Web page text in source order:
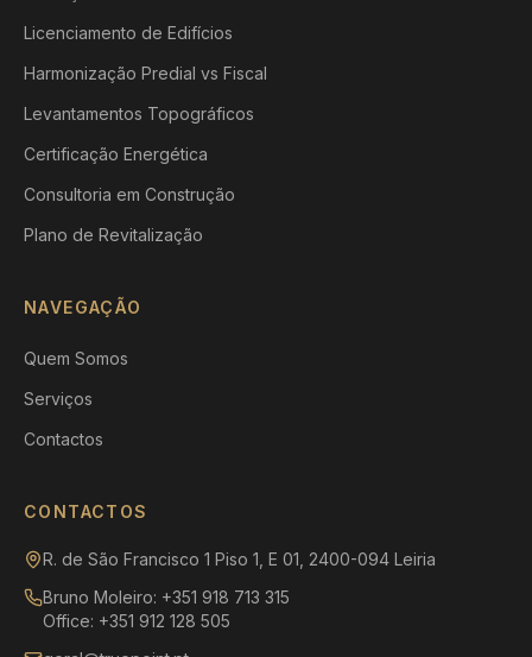
Licenciamento de Edifícios
Harmonização Predial vs Fiscal
Levantamentos Topográficos
Certificação Energética
Consultoria em Construção
Plano de Revitalização
NAVEGAÇÃO
Quem Somos
Serviços
Contactos
CONTACTOS
R. de São Francisco 1 Piso 1, E 01, 2400-094 Leiria
Bruno Moleiro: +351 918 713 315
Office: +351 912 128 505